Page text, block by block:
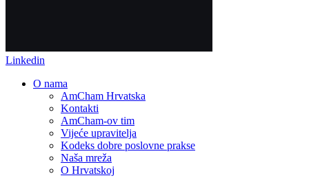
Linkedin
O nama
AmCham Hrvatska
Kontakti
AmCham-ov tim
Vijeće upravitelja
Kodeks dobre poslovne prakse
Naša mreža
O Hrvatskoj